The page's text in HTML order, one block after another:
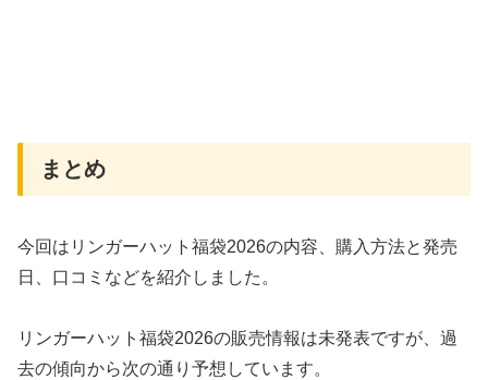
まとめ
今回はリンガーハット福袋2026の内容、購入方法と発売
日、口コミなどを紹介しました。
リンガーハット福袋2026の販売情報は未発表ですが、過
去の傾向から次の通り予想しています。